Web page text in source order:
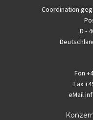
Coordination
D -
Fon
Fax
eMail